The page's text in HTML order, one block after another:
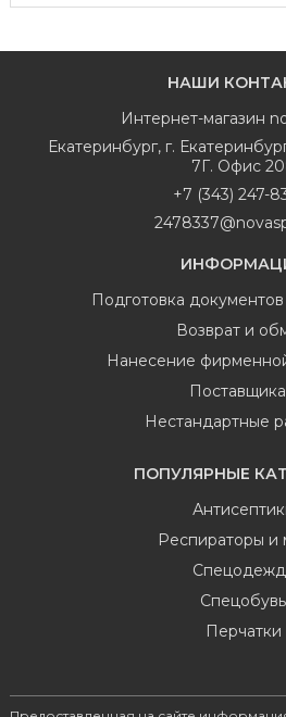
НАШИ
Интернет-магазин
Екатеринбург, г.
7Г. Офис
+7 (343) 247-
Подготовка
Возврат и
Нанесение
Нестандартные
ПОПУЛЯРНЫЕ
Респираторы и
Спецобувь
Перчатки